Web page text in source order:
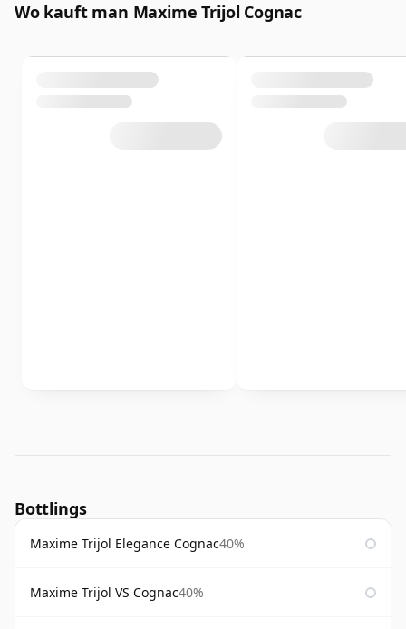
Wo kauft man Maxime Trijol Cognac
Bottlings
Maxime Trijol Elegance Cognac40%
Maxime Trijol VS Cognac40%